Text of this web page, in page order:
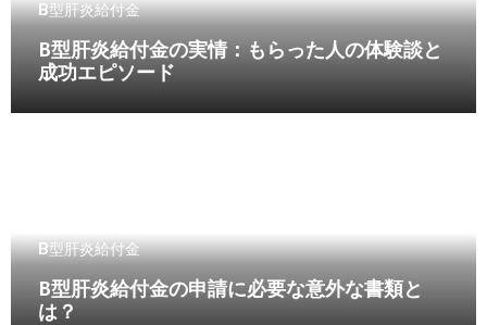
B型肝炎給付金
B型肝炎給付金の実情：もらった人の体験談と
成功エピソード
B型肝炎給付金
B型肝炎給付金の申請に必要な意外な書類と
は？